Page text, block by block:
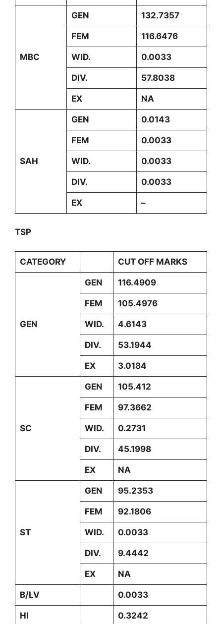
MBC
GEN 132.7357
FEM 116.6476
WID. 0.0033
DIV. 57.8038
EX NA
SAH
GEN 0.0143
FEM 0.0033
WID. 0.0033
DIV. 0.0033
EX –
TSP
CATEGORY CUT OFF MARKS
GEN
GEN 116.4909
FEM 105.4976
WID. 4.6143
DIV. 53.1944
EX 3.0184
SC
GEN 105.412
FEM 97.3662
WID. 0.2731
DIV. 45.1998
EX NA
ST
GEN 95.2353
FEM 92.1806
WID. 0.0033
DIV. 9.4442
EX NA
B/LV 0.0033
HI 0.3242